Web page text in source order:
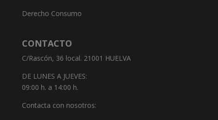
Derecho Consumo
CONTACTO
C/Rascón, 36 local. 21001 HUELVA
DE LUNES A JUEVES:
09:00 h. a 14:00 h.
Contacta con nosotros: